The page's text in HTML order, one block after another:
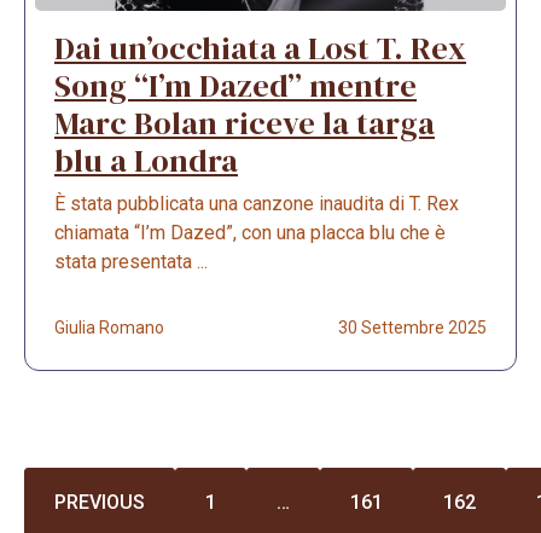
Dai un’occhiata a Lost T. Rex
Song “I’m Dazed” mentre
Marc Bolan riceve la targa
blu a Londra
È stata pubblicata una canzone inaudita di T. Rex
chiamata “I’m Dazed”, con una placca blu che è
stata presentata ...
Giulia Romano 30 Settembre 2025
PREVIOUS 1 … 161 162